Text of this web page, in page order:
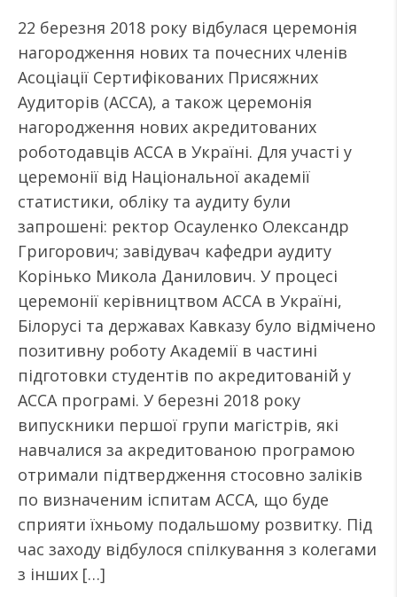
22 березня 2018 року відбулася церемонія
нагородження нових та почесних членів
Асоціації Сертифікованих Присяжних
Аудиторів (АССА), а також церемонія
нагородження нових акредитованих
роботодавців АССА в Україні. Для участі у
церемонії від Національної академії
статистики, обліку та аудиту були
запрошені: ректор Осауленко Олександр
Григорович; завідувач кафедри аудиту
Корінько Микола Данилович. У процесі
церемонії керівництвом АССА в Україні,
Білорусі та державах Кавказу було відмічено
позитивну роботу Академії в частині
підготовки студентів по акредитованій у
АССА програмі. У березні 2018 року
випускники першої групи магістрів, які
навчалися за акредитованою програмою
отримали підтвердження стосовно заліків
по визначеним іспитам АССА, що буде
сприяти їхньому подальшому розвитку. Під
час заходу відбулося спілкування з колегами
з інших […]